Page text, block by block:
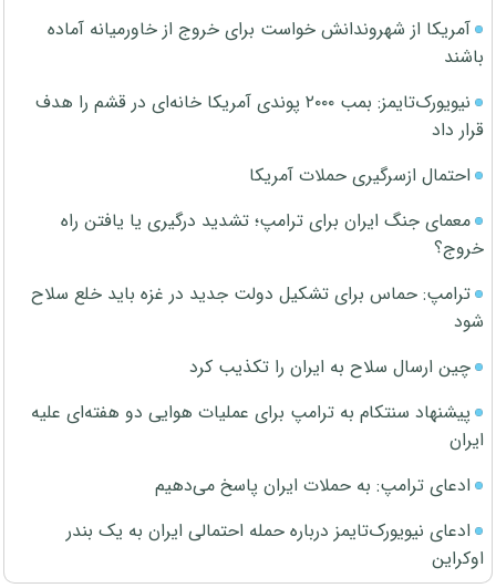
آمریکا از شهروندانش خواست برای خروج از خاورمیانه آماده
باشند
نیویورک‌تایمز: بمب ۲۰۰۰ پوندی آمریکا خانه‌ای در قشم را هدف
قرار داد
احتمال ازسرگیری حملات آمریکا
معمای جنگ ایران برای ترامپ؛ تشدید درگیری یا یافتن راه
خروج؟
ترامپ: حماس برای تشکیل دولت جدید در غزه باید خلع سلاح
شود
چین ارسال سلاح به ایران را تکذیب کرد
پیشنهاد سنتکام به ترامپ برای عملیات هوایی دو هفته‌ای علیه
ایران
ادعای ترامپ: به حملات ایران پاسخ می‌دهیم
ادعای نیویورک‌تایمز درباره حمله احتمالی ایران به یک بندر
اوکراین